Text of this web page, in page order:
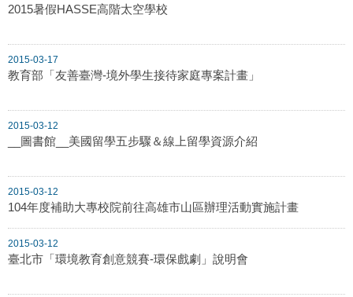
2015暑假HASSE高階太空學校
2015-03-17
教育部「友善臺灣-境外學生接待家庭專案計畫」
2015-03-12
__圖書館__美國留學五步驟＆線上留學資源介紹
2015-03-12
104年度補助大專校院前往高雄市山區辦理活動實施計畫
2015-03-12
臺北市「環境教育創意競賽-環保戲劇」說明會